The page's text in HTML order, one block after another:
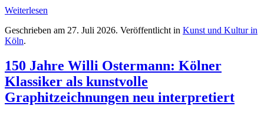
Weiterlesen
Geschrieben am 27. Juli 2026. Veröffentlicht in Kunst und Kultur in
Köln.
150 Jahre Willi Ostermann: Kölner
Klassiker als kunstvolle
Graphitzeichnungen neu interpretiert